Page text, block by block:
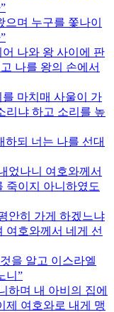
며 누구를 쫓나이
나와 왕 사이에 판
나를 왕의 손에서
마치매 사울이 가
리냐 하고 소리를 높
하되 너는 나를 선대
었나니 여호와께서
죽이지 아니하였도
안히 가게 하겠느냐
여호와께서 네게 선
을 알고 이스라엘
니
하며 내 아비의 집에
제 여호와로 내게 맹